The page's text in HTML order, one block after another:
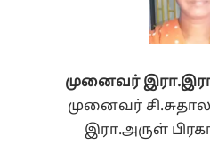
முனைவர்
முனைவர்
இரா.அருள்